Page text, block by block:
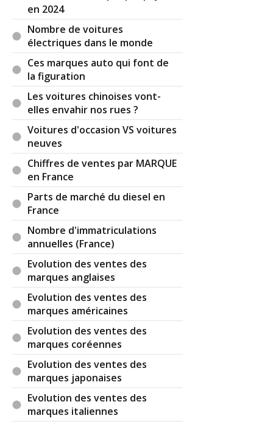
en 2024
Nombre de voitures
électriques dans le monde
Ces marques auto qui font de
la figuration
Les voitures chinoises vont-
elles envahir nos rues ?
Voitures d'occasion VS voitures
neuves
Chiffres de ventes par MARQUE
en France
Parts de marché du diesel en
France
Nombre d'immatriculations
annuelles (France)
Evolution des ventes des
marques anglaises
Evolution des ventes des
marques américaines
Evolution des ventes des
marques coréennes
Evolution des ventes des
marques japonaises
Evolution des ventes des
marques italiennes